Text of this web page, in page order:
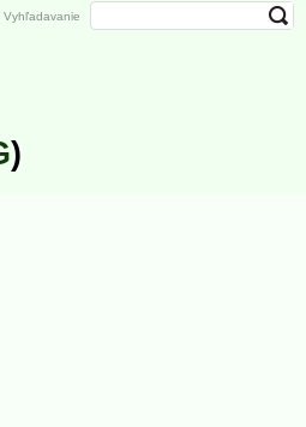
)
Vyhľadavanie